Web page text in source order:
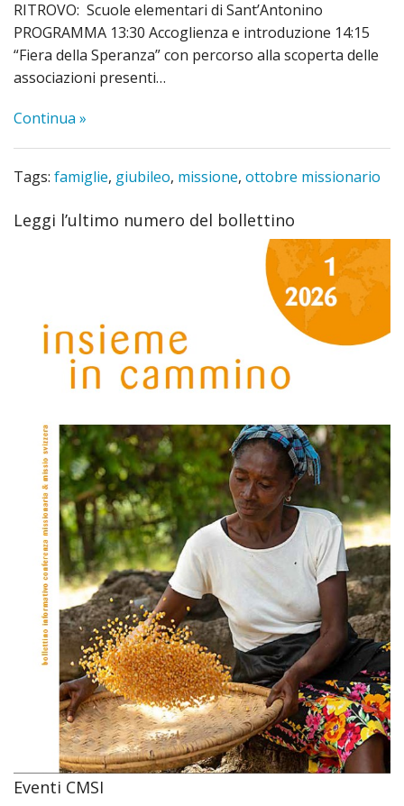
RITROVO: Scuole elementari di Sant’Antonino
PROGRAMMA 13:30 Accoglienza e introduzione 14:15
“Fiera della Speranza” con percorso alla scoperta delle
associazioni presenti…
Continua »
Tags: famiglie, giubileo, missione, ottobre missionario
Leggi l’ultimo numero del bollettino
Eventi CMSI